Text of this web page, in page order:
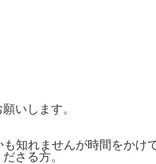
いします。
知れませんが時間をかけ
さる方。